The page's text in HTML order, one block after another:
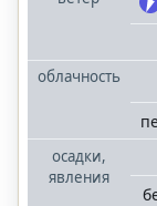
облачность
осадки,
явления